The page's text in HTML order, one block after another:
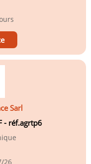
Sarl
- réf.agrtp6
26